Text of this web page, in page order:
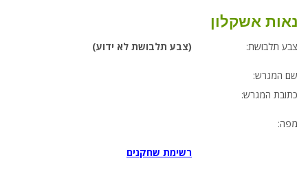
נאות אשקלון
צבע תלבושת: (צבע תלבושת לא ידוע)
שם המגרש:
כתובת המגרש:
מפה:
רשימת שחקנים